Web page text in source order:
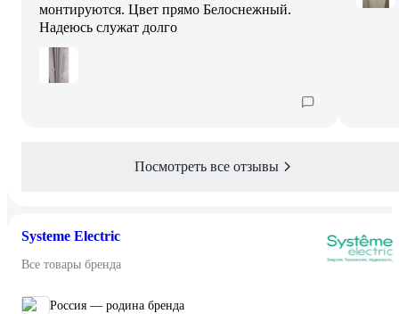
монтируются. Цвет прямо Белоснежный.
Надеюсь служат долго
Посмотреть все отзывы
Systeme Electric
Все товары бренда
Россия — родина бренда